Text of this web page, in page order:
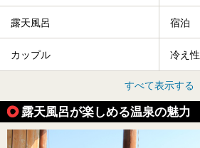
露天風呂 宿泊
カップル 冷え性
すべて表示する
露天風呂が楽しめる温泉の魅力